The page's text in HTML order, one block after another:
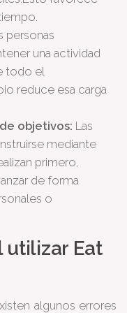
personas
una actividad
todo el
reduce esa carga
objetivos: Las
mediante
primero,
de forma
o
utilizar Eat
algunos errores